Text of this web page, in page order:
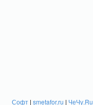
Софт| smetafor.ru | ЧеЧу.Ru